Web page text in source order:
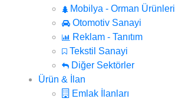
Mobilya - Orman Ürünleri
Otomotiv Sanayi
Reklam - Tanıtım
Tekstil Sanayi
Diğer Sektörler
Ürün & İlan
Emlak İlanları